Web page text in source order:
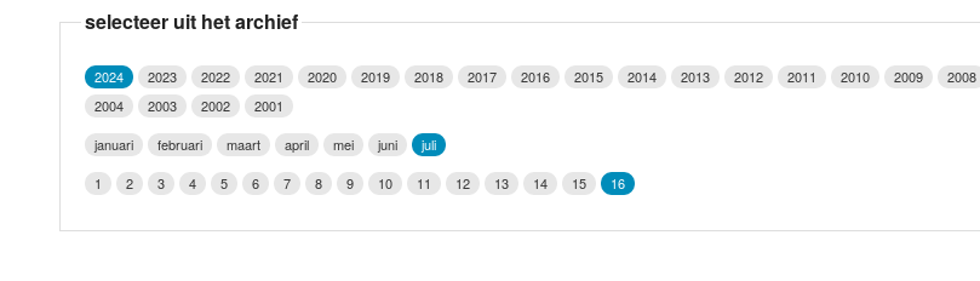
Vrijdag
Luister LOK Live
LOK schijf
selecteer uit het archief
2024 2023 2022 2021 2020 2019 2018 2017 2016 2015 2014 2013 2012 2011 2010 2009 2008
2004
2003 2002
2001
januari
februari maart april mei juni
juli
1
2 3 4 5 6 7 8 9 10 11 12 13 14 15 16